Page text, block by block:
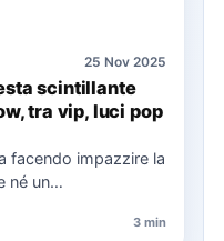
25 Nov 2025
scintillante
tra vip, luci pop
facendo impazzire la
né un…
3 min